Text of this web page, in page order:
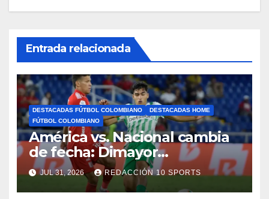
Entrada relacionada
DESTACADAS FÚTBOL COLOMBIANO
DESTACADAS HOME
FÚTBOL COLOMBIANO
América vs. Nacional cambia
de fecha: Dimayor
reprogramó el clásico por
motivos de seguridad
JUL 31, 2026 REDACCIÓN 10 SPORTS